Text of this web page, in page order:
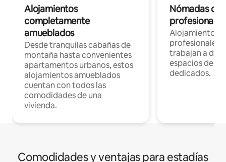
Alojamientos
completamente
amueblados
Desde tranquilas cabañas de
montaña hasta convenientes
apartamentos urbanos, estos
alojamientos amueblados
cuentan con todos las
comodidades de una
vivienda.
Nómadas
Alojamientos
profesionales
trabajan a
espacios de
dedicados.
Comodidades y ventajas para estadías